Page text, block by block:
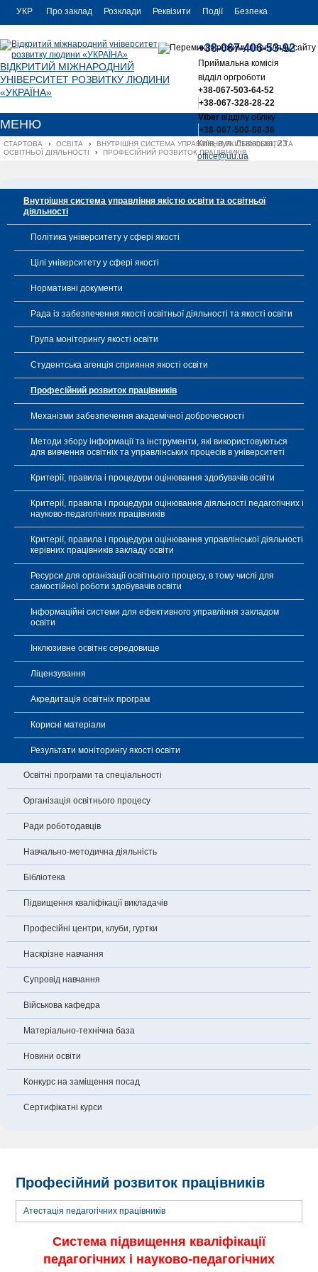
УКР
ENG
Про заклад Розклади Реквізити Події Безпека
ВІДКРИТИЙ МІЖНАРОДНИЙ
УНІВЕРСИТЕТ РОЗВИТКУ ЛЮДИНИ
«УКРАЇНА»
+38-067-406-53-92
Приймальна комісія
відділ оргроботи
+38-067-503-64-52
+38-067-328-28-22
Viberвідділу обліку
+38-067-500-68-36
Київ, вул. Львівська, 23
office@uu.ua
МЕНЮ
СТАРТОВА › ОСВІТА ›
ВНУТРІШНЯ СИСТЕМА УПРАВЛІННЯ ЯКІСТЮ ОСВІТИ ТА
ОСВІТНЬОЇ ДІЯЛЬНОСТІ
› ПРОФЕСІЙНИЙ РОЗВИТОК ПРАЦІВНИКІВ
Внутрішня система управління якістю освіти та освітньої
діяльності
Політика університету у сфері якості
Цілі університету у сфері якості
Нормативні документи
Рада із забезпечення якості освітньої діяльності та якості освіти
Група моніторингу якості освіти
Студентська агенція сприяння якості освіти
Професійний розвиток працівників
Механізми забезпечення академічної доброчесності
Методи збору інформації та інструменти, які використовуються
для вивчення освітніх та управлінських процесів в університеті
Критерії, правила і процедури оцінювання здобувачів освіти
Критерії, правила і процедури оцінювання діяльності педагогічних і
науково-педагогічних працівників
Критерії, правила і процедури оцінювання управлінської діяльності
керівних працівників закладу освіти
Ресурси для організації освітнього процесу, в тому числі для
самостійної роботи здобувачів освіти
Інформаційні системи для ефективного управління закладом
освіти
Інклюзивне освітнє середовище
Ліцензування
Акредитація освітніх програм
Корисні матеріали
Результати моніторингу якості освіти
Освітні програми та спеціальності
Організація освітнього процесу
Ради роботодавців
Навчально-методична діяльність
Бібліотека
Підвищення кваліфікації викладачів
Професійні центри, клуби, гуртки
Наскрізне навчання
Супровід навчання
Військова кафедра
Матеріально-технічна база
Новини освіти
Конкурс на заміщення посад
Сертифікатні курси
Професійний розвиток працівників
Атестація педагогічних працівників
Система підвищення кваліфікації
педагогічних і науково-педагогічних